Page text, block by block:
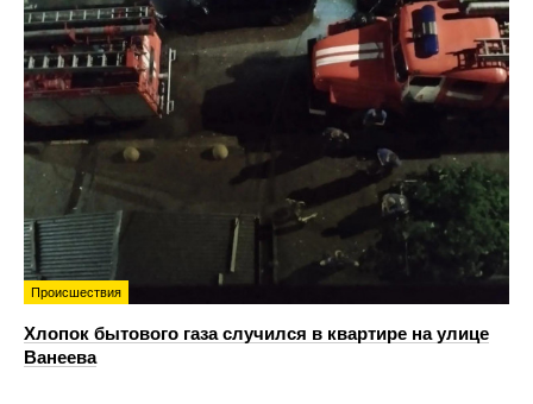
Происшествия
Хлопок бытового газа случился в квартире на улице
Ванеева